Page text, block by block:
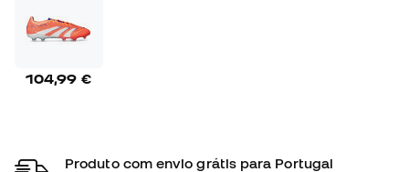
104,99 €
Produto com envio grátis para Portugal